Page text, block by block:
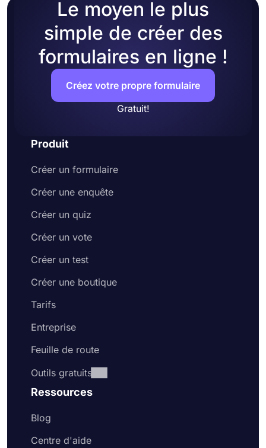
Le moyen le plus
simple de créer des
formulaires en ligne !
Créez votre propre formulaire
Gratuit!
Produit
Créer un formulaire
Créer une enquête
Créer un quiz
Créer un vote
Créer un test
Créer une boutique
Tarifs
Entreprise
Feuille de route
Outils gratuits
Ressources
Blog
Centre d'aide